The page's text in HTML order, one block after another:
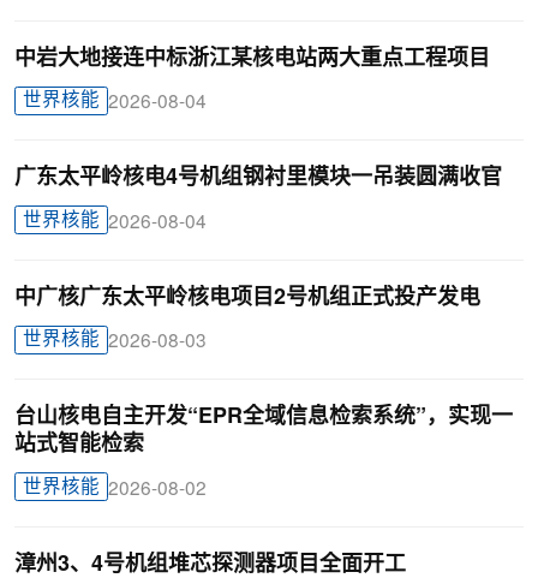
中岩大地接连中标浙江某核电站两大重点工程项目
世界核能 2026-08-04
广东太平岭核电4号机组钢衬里模块一吊装圆满收官
世界核能 2026-08-04
中广核广东太平岭核电项目2号机组正式投产发电
世界核能 2026-08-03
台山核电自主开发“EPR全域信息检索系统”，实现一
站式智能检索
世界核能 2026-08-02
漳州3、4号机组堆芯探测器项目全面开工